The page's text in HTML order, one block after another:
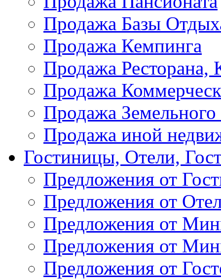
Продажа Базы
Продажа Кемпинга
Продажа Ресторана,
Продажа
Продажа Земельного
Продажа иной
Гостиницы, Отели,
Предложения от
Предложения от
Предложения от
Предложения от
Предложения от